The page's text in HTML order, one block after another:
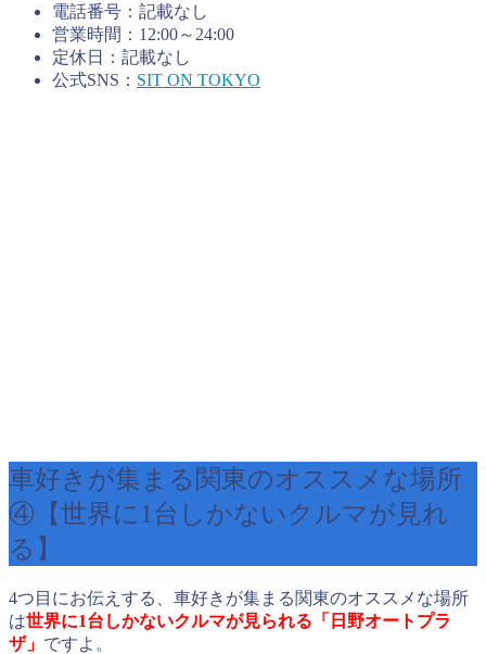
電話番号：記載なし
営業時間：12:00～24:00
定休日：記載なし
公式SNS： SIT ON TOKYO
車好きが集まる関東のオススメな場所
④【世界に1台しかないクルマが見れ
る】
4つ目にお伝えする、車好きが集まる関東のオススメな場所
は世界に1台しかないクルマが見られる「日野オートプラ
ザ」 ですよ。